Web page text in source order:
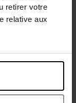
retirer votre
relative aux